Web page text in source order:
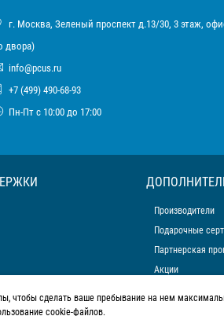
г. Москва, Зеленый проспект д.13/30, 3 этаж,
двора)
info@pcus.ru
+7 (499) 490-68-93
Пн-Пт с 10:00 до 17:00
Производители
Подарочные
Партнерская
Акции
чтобы сделать ваше пребывание на нем
cookie-файлов.